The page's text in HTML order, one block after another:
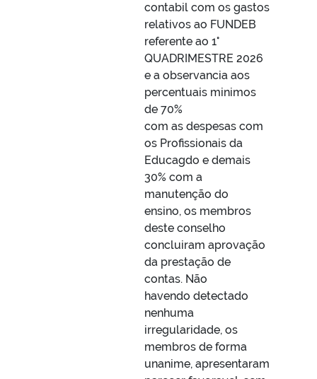
contabil com os gastos
relativos ao FUNDEB
referente ao 1°
QUADRIMESTRE 2026
e a observancia aos
percentuais minimos
de 70%
com as despesas com
os Profissionais da
Educagdo e demais
30% com a
manutenção do
ensino, os membros
deste conselho
concluiram aprovação
da prestação de
contas. Não
havendo detectado
nenhuma
irregularidade, os
membros de forma
unanime, apresentaram